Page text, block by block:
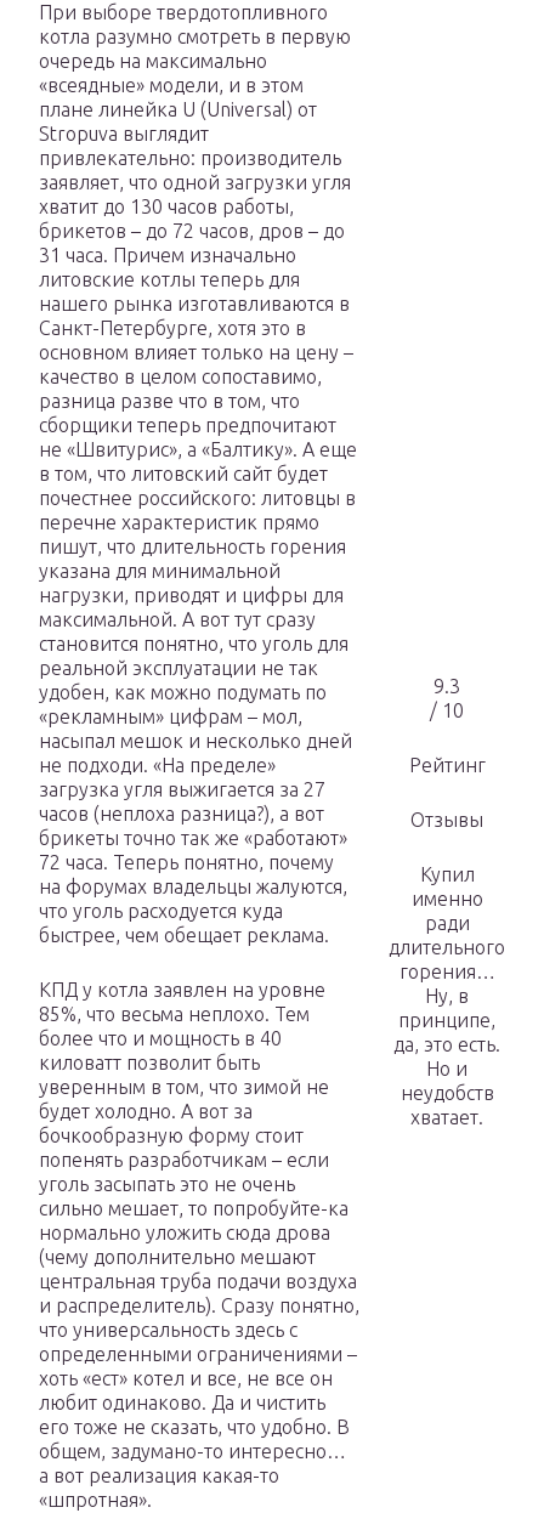
При выборе твердотопливного
котла разумно смотреть в первую
очередь на максимально
«всеядные» модели, и в этом
плане линейка U (Universal) от
Stropuva выглядит
привлекательно: производитель
заявляет, что одной загрузки угля
хватит до 130 часов работы,
брикетов – до 72 часов, дров – до
31 часа. Причем изначально
литовские котлы теперь для
нашего рынка изготавливаются в
Санкт-Петербурге, хотя это в
основном влияет только на цену –
качество в целом сопоставимо,
разница разве что в том, что
сборщики теперь предпочитают
не «Швитурис», а «Балтику». А еще
в том, что литовский сайт будет
почестнее российского: литовцы в
перечне характеристик прямо
пишут, что длительность горения
указана для минимальной
нагрузки, приводят и цифры для
максимальной. А вот тут сразу
становится понятно, что уголь для
реальной эксплуатации не так
удобен, как можно подумать по
«рекламным» цифрам – мол,
насыпал мешок и несколько дней
не подходи. «На пределе»
загрузка угля выжигается за 27
часов (неплоха разница?), а вот
брикеты точно так же «работают»
72 часа. Теперь понятно, почему
на форумах владельцы жалуются,
что уголь расходуется куда
быстрее, чем обещает реклама.
КПД у котла заявлен на уровне
85%, что весьма неплохо. Тем
более что и мощность в 40
киловатт позволит быть
уверенным в том, что зимой не
будет холодно. А вот за
бочкообразную форму стоит
попенять разработчикам – если
уголь засыпать это не очень
сильно мешает, то попробуйте-ка
нормально уложить сюда дрова
(чему дополнительно мешают
центральная труба подачи воздуха
и распределитель). Сразу понятно,
что универсальность здесь с
определенными ограничениями –
хоть «ест» котел и все, не все он
любит одинаково. Да и чистить
его тоже не сказать, что удобно. В
общем, задумано-то интересно…
а вот реализация какая-то
«шпротная».
9.3
/ 10
Рейтинг
Отзывы
Купил
именно
ради
длительного
горения…
Ну, в
принципе,
да, это есть.
Но и
неудобств
хватает.